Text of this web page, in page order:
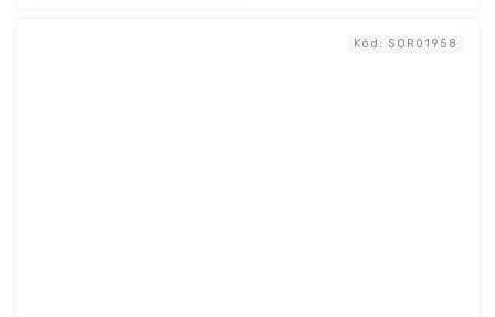
Kód: SOR01958